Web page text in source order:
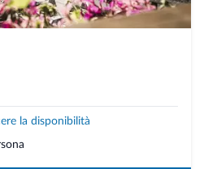
la disponibilità